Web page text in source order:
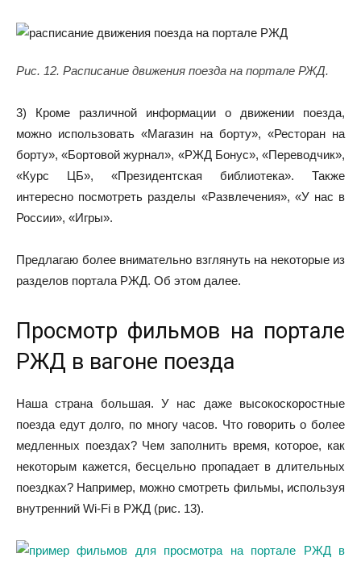
Рис. 12. Расписание движения поезда на портале РЖД.
3) Кроме различной информации о движении поезда,
можно использовать «Магазин на борту», «Ресторан на
борту», «Бортовой журнал», «РЖД Бонус», «Переводчик»,
«Курс ЦБ», «Президентская библиотека». Также
интересно посмотреть разделы «Развлечения», «У нас в
России», «Игры».
Предлагаю более внимательно взглянуть на некоторые из
разделов портала РЖД. Об этом далее.
Просмотр фильмов на портале
РЖД в вагоне поезда
Наша страна большая. У нас даже высокоскоростные
поезда едут долго, по многу часов. Что говорить о более
медленных поездах? Чем заполнить время, которое, как
некоторым кажется, бесцельно пропадает в длительных
поездках? Например, можно смотреть фильмы, используя
внутренний Wi-Fi в РЖД (рис. 13).